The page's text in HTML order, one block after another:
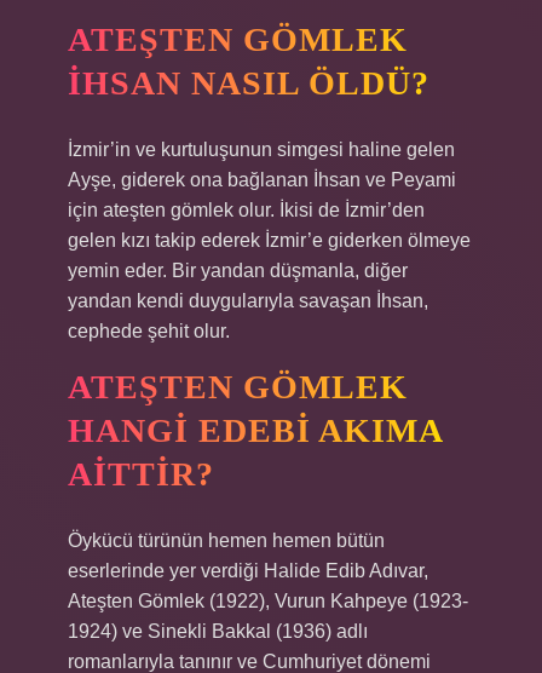
ATEŞTEN GÖMLEK
İHSAN NASIL ÖLDÜ?
İzmir’in ve kurtuluşunun simgesi haline gelen
Ayşe, giderek ona bağlanan İhsan ve Peyami
için ateşten gömlek olur. İkisi de İzmir’den
gelen kızı takip ederek İzmir’e giderken ölmeye
yemin eder. Bir yandan düşmanla, diğer
yandan kendi duygularıyla savaşan İhsan,
cephede şehit olur.
ATEŞTEN GÖMLEK
HANGI EDEBI AKIMA
AITTIR?
Öykücü türünün hemen hemen bütün
eserlerinde yer verdiği Halide Edib Adıvar,
Ateşten Gömlek (1922), Vurun Kahpeye (1923-
1924) ve Sinekli Bakkal (1936) adlı
romanlarıyla tanınır ve Cumhuriyet dönemi